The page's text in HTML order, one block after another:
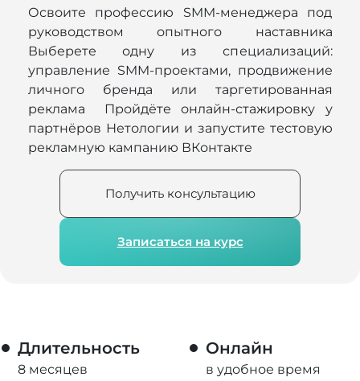
Освоите профессию SMM-менеджера под
руководством опытного наставника
Выберете одну из специализаций:
управление SMM-проектами, продвижение
личного бренда или таргетированная
реклама Пройдёте онлайн-стажировку у
партнёров Нетологии и запустите тестовую
рекламную кампанию ВКонтакте
Записаться на курс
Получить консультацию
Длительность
8 месяцев
Онлайн
в удобное время